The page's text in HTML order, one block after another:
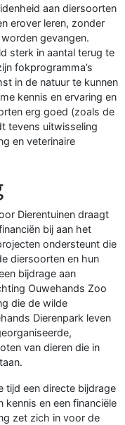
aan diersoorten
erover leren, zonder
gevangen.
sterk in aantal terug te
fokprogramma’s
in de natuur te kunnen
kennis en ervaring en
erg goed (zoals de
tevens uitwisseling
en veterinaire
Dierentuinen draagt
bij aan het
ondersteunt die
diersoorten en hun
bijdrage aan
Ouwehands Zoo
die de wilde
Dierenpark leven
van dieren die in
tijd een directe bijdrage
en een financiële
zet zich in voor de